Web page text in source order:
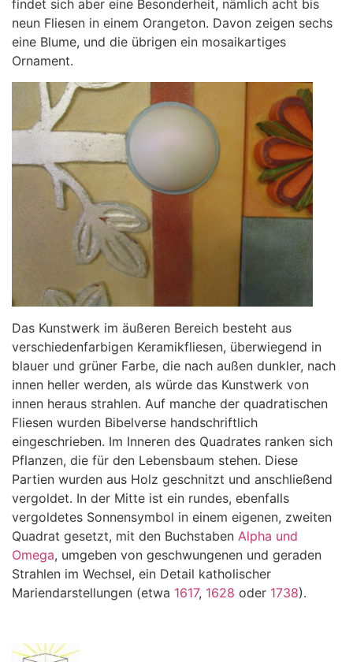
findet sich aber eine Besonderheit, nämlich acht bis
neun Fliesen in einem Orangeton. Davon zeigen sechs
eine Blume, und die übrigen ein mosaikartiges
Ornament.
Das Kunstwerk im äußeren Bereich besteht aus
verschiedenfarbigen Keramikfliesen, überwiegend in
blauer und grüner Farbe, die nach außen dunkler, nach
innen heller werden, als würde das Kunstwerk von
innen heraus strahlen. Auf manche der quadratischen
Fliesen wurden Bibelverse handschriftlich
eingeschrieben. Im Inneren des Quadrates ranken sich
Pflanzen, die für den Lebensbaum stehen. Diese
Partien wurden aus Holz geschnitzt und anschließend
vergoldet. In der Mitte ist ein rundes, ebenfalls
vergoldetes Sonnensymbol in einem eigenen, zweiten
Quadrat gesetzt, mit den Buchstaben Alpha und
Omega, umgeben von geschwungenen und geraden
Strahlen im Wechsel, ein Detail katholischer
Mariendarstellungen (etwa 1617, 1628 oder 1738).